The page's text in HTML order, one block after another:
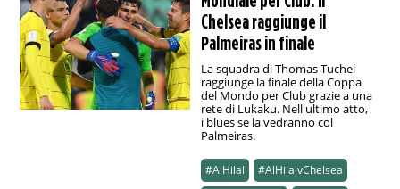
Chelsea raggiunge il
Palmeiras in finale
La squadra di Thomas Tuchel
raggiunge la finale della Coppa
del Mondo per Club grazie a una
rete di Lukaku. Nell'ultimo atto,
i blues se la vedranno col
Palmeiras.
#AlHilal
#AlHilalvChelsea